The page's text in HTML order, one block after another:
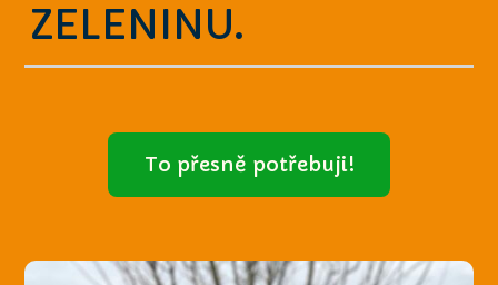
ZELENINU.
To přesně potřebuji!